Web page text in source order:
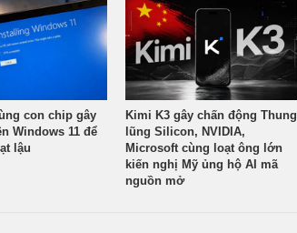
con chip gây
Windows 11 để
lậu
Kimi K3 gây chấn động Thung
lũng Silicon, NVIDIA,
Microsoft cùng loạt ông lớn
kiến nghị Mỹ ủng hộ AI mã
nguồn mở